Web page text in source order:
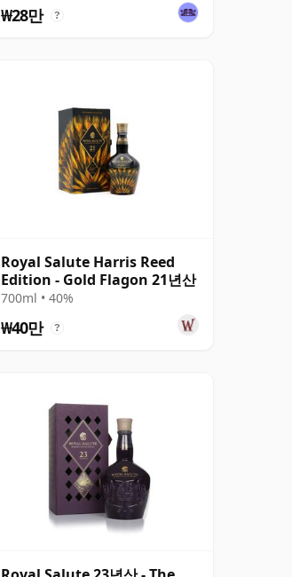
₩28만 ?
Royal Salute Harris Reed
Edition - Gold Flagon 21년산
700ml • 40%
₩40만 ?